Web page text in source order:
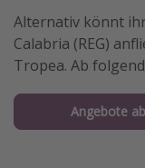
Alternativ könnt
Calabria (REG)
Tropea. Ab
Angebote